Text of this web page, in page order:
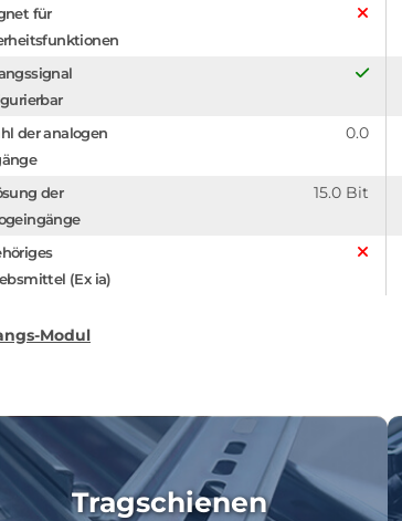
für
der analogen
0.0
der
15.0 Bit
(Ex ia)
Modul
Tragschienen